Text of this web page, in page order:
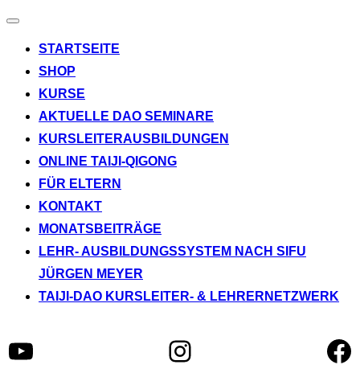
Navigation
STARTSEITE
SHOP
KURSE
AKTUELLE DAO SEMINARE
KURSLEITERAUSBILDUNGEN
ONLINE TAIJI-QIGONG
FÜR ELTERN
KONTAKT
MONATSBEITRÄGE
LEHR- AUSBILDUNGSSYSTEM NACH SIFU
JÜRGEN MEYER
TAIJI-DAO KURSLEITER- & LEHRERNETZWERK
YouTube Instagram